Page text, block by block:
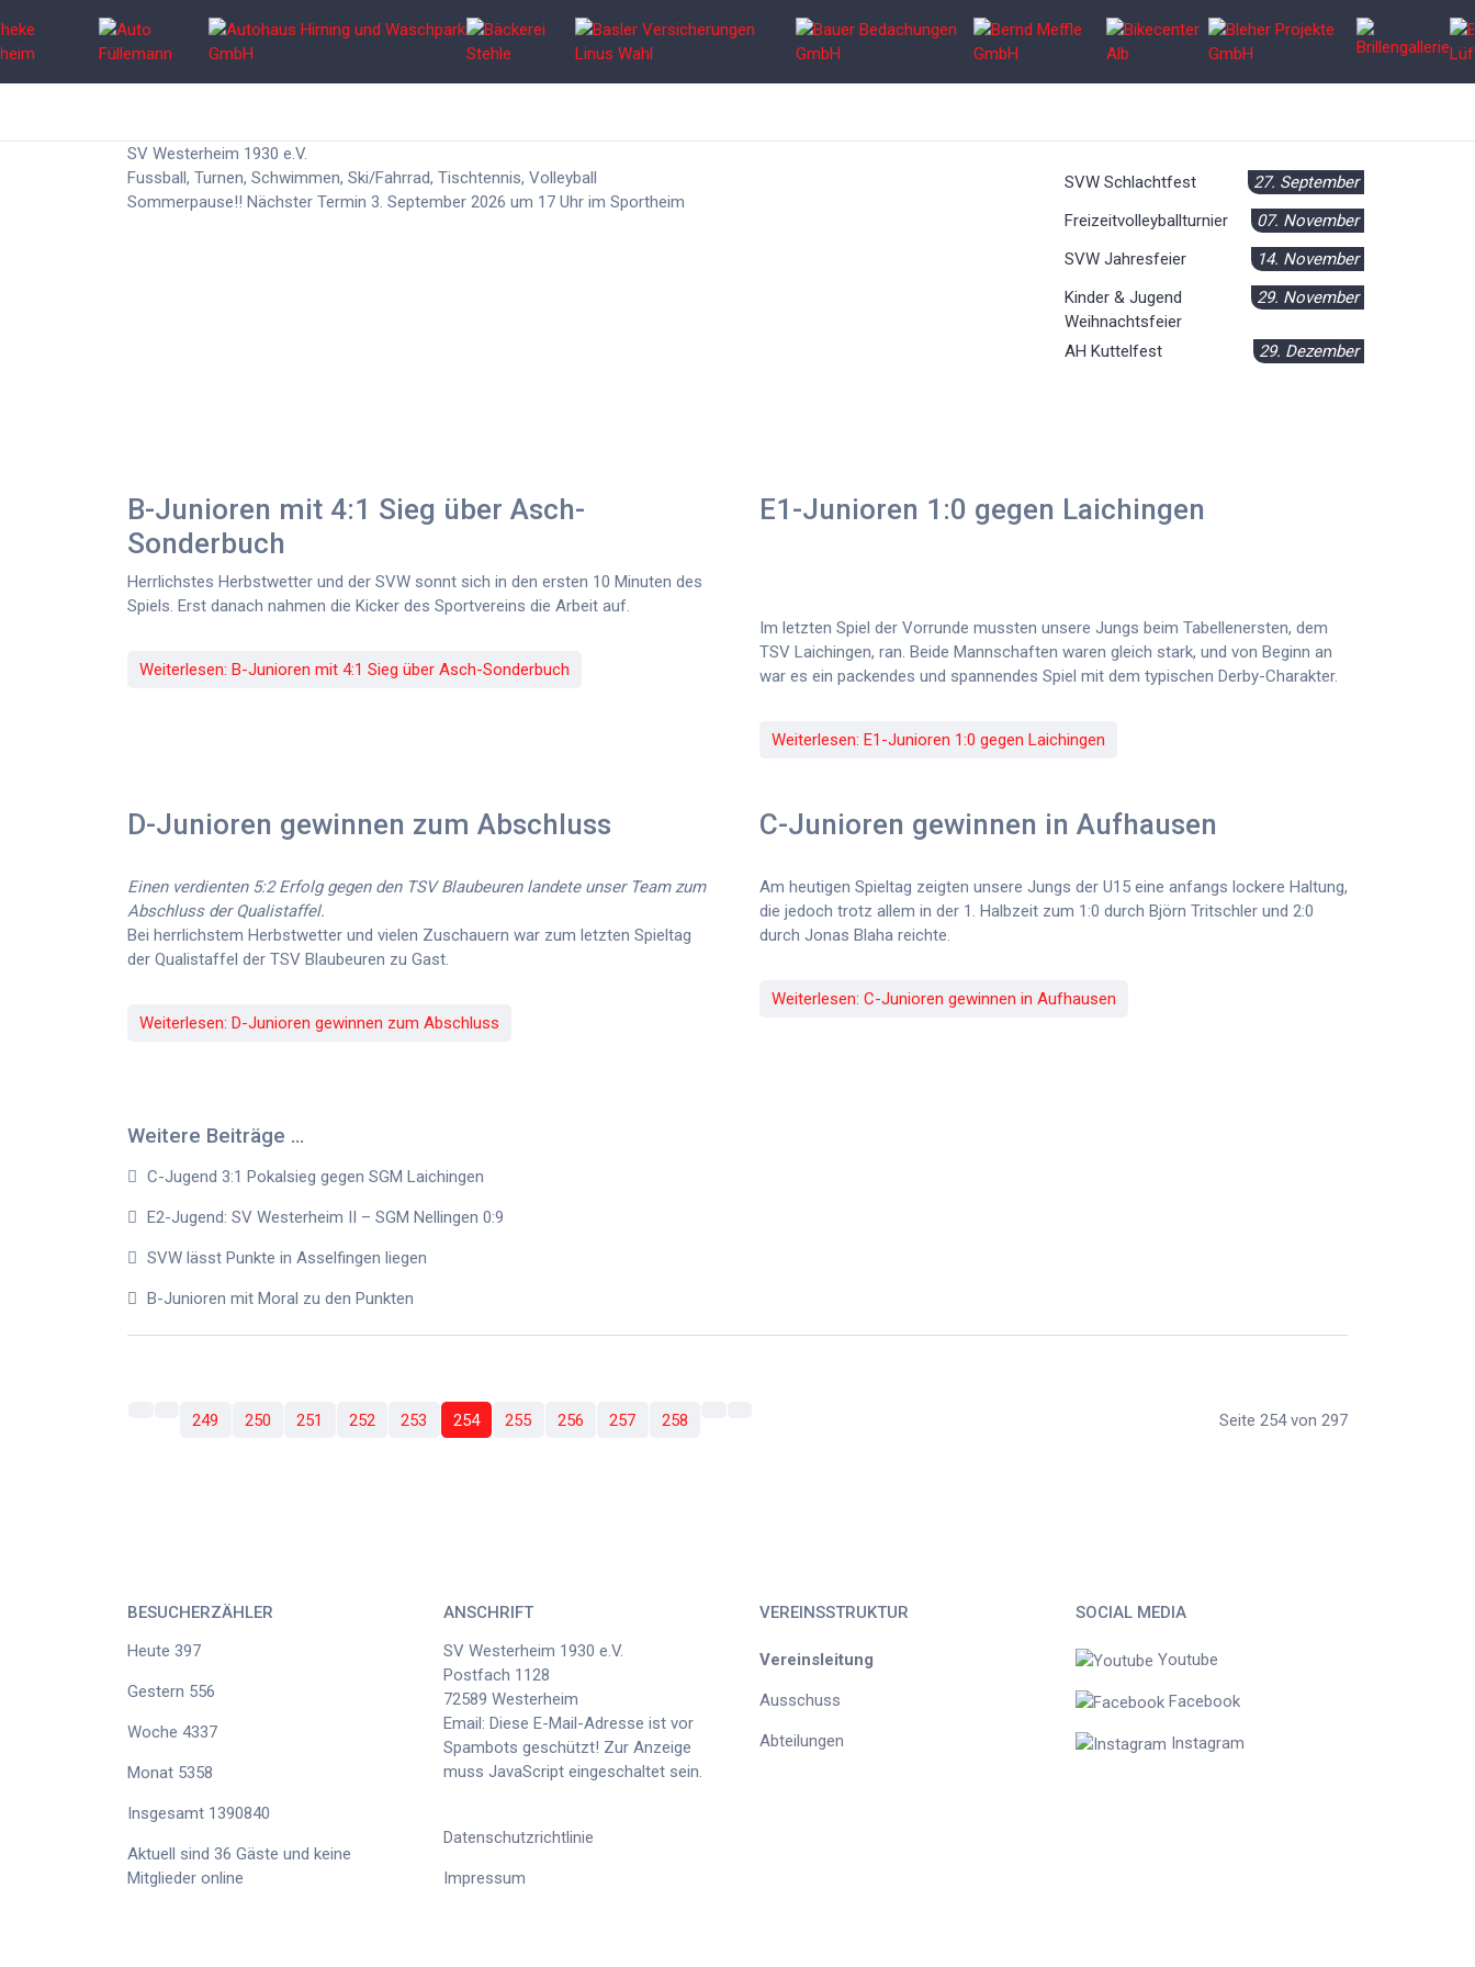
SV Westerheim 1930 e.V.
Fussball, Turnen, Schwimmen, Ski/Fahrrad, Tischtennis, Volleyball
Sommerpause!! Nächster Termin 3. September 2026 um 17 Uhr im Sportheim
27. September
SVW Schlachtfest
07. November
Freizeitvolleyballturnier
14. November
SVW Jahresfeier
29. November
Kinder & Jugend
Weihnachtsfeier
29. Dezember
AH Kuttelfest
B-Junioren mit 4:1 Sieg über Asch-
Sonderbuch
Herrlichstes Herbstwetter und der SVW sonnt sich in den ersten 10 Minuten des
Spiels. Erst danach nahmen die Kicker des Sportvereins die Arbeit auf.
Weiterlesen: B-Junioren mit 4:1 Sieg über Asch-Sonderbuch
E1-Junioren 1:0 gegen Laichingen
Im letzten Spiel der Vorrunde mussten unsere Jungs beim Tabellenersten, dem
TSV Laichingen, ran. Beide Mannschaften waren gleich stark, und von Beginn an
war es ein packendes und spannendes Spiel mit dem typischen Derby-Charakter.
Weiterlesen: E1-Junioren 1:0 gegen Laichingen
D-Junioren gewinnen zum Abschluss
Einen verdienten 5:2 Erfolg gegen den TSV Blaubeuren landete unser Team zum
Abschluss der Qualistaffel.
Bei herrlichstem Herbstwetter und vielen Zuschauern war zum letzten Spieltag
der Qualistaffel der TSV Blaubeuren zu Gast.
Weiterlesen: D-Junioren gewinnen zum Abschluss
C-Junioren gewinnen in Aufhausen
Am heutigen Spieltag zeigten unsere Jungs der U15 eine anfangs lockere Haltung,
die jedoch trotz allem in der 1. Halbzeit zum 1:0 durch Björn Tritschler und 2:0
durch Jonas Blaha reichte.
Weiterlesen: C-Junioren gewinnen in Aufhausen
Weitere Beiträge …
C-Jugend 3:1 Pokalsieg gegen SGM Laichingen
E2-Jugend: SV Westerheim II – SGM Nellingen 0:9
SVW lässt Punkte in Asselfingen liegen
B-Junioren mit Moral zu den Punkten
249 250 251 252 253 254 255 256 257 258 Seite 254 von 297
BESUCHERZÄHLER
Heute 397
Gestern 556
Woche 4337
Monat 5358
Insgesamt 1390840
Aktuell sind 36 Gäste und keine
Mitglieder online
ANSCHRIFT
SV Westerheim 1930 e.V.
Postfach 1128
72589 Westerheim
Email: Diese E-Mail-Adresse ist vor
Spambots geschützt! Zur Anzeige
muss JavaScript eingeschaltet sein.
Datenschutzrichtlinie
Impressum
VEREINSSTRUKTUR
Vereinsleitung
Ausschuss
Abteilungen
SOCIAL MEDIA
Youtube
Facebook
Instagram